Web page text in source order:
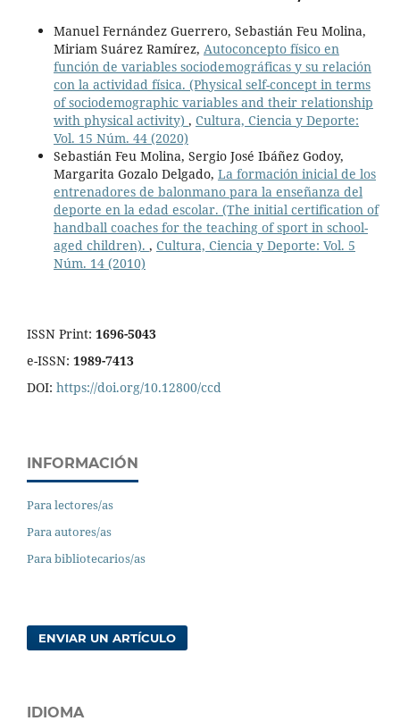
Manuel Fernández Guerrero, Sebastián Feu Molina,
Miriam Suárez Ramírez, Autoconcepto físico en
función de variables sociodemográficas y su relación
con la actividad física. (Physical self-concept in terms
of sociodemographic variables and their relationship
with physical activity) , Cultura, Ciencia y Deporte:
Vol. 15 Núm. 44 (2020)
Sebastián Feu Molina, Sergio José Ibáñez Godoy,
Margarita Gozalo Delgado, La formación inicial de los
entrenadores de balonmano para la enseñanza del
deporte en la edad escolar. (The initial certification of
handball coaches for the teaching of sport in school-
aged children). , Cultura, Ciencia y Deporte: Vol. 5
Núm. 14 (2010)
ISSN Print: 1696-5043
e-ISSN: 1989-7413
DOI: https://doi.org/10.12800/ccd
INFORMACIÓN
Para lectores/as
Para autores/as
Para bibliotecarios/as
ENVIAR UN ARTÍCULO
IDIOMA